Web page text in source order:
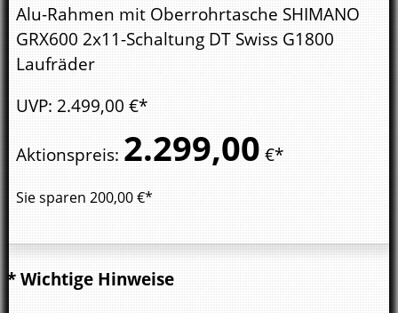
Alu-Rahmen mit Oberrohrtasche SHIMANO
GRX600 2x11-Schaltung DT Swiss G1800
Laufräder
UVP: 2.499,00 €*
Aktionspreis: 2.299,00 €*
Sie sparen 200,00€*
* Wichtige Hinweise